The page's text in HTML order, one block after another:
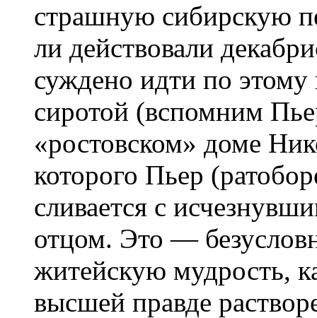
страшную сибирскую
ли действовали
суждено идти по
сиротой (вспомним
«ростовском» доме
которого Пьер
сливается с
отцом. Это —
житейскую мудрость,
высшей правде